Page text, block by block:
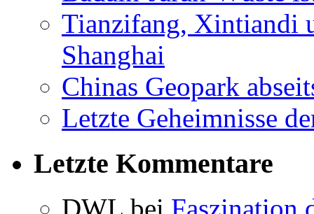
Tianzifang, Xintiandi
Shanghai
Chinas Geopark
Letzte Geheimnisse
Letzte Kommentare